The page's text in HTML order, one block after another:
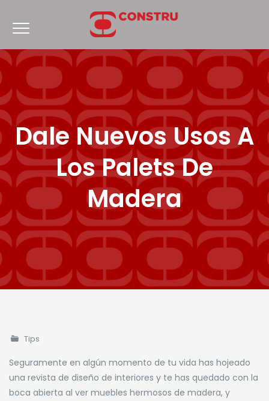
Dale Nuevos Usos A
Los Palets De
Madera
Tips
Seguramente en algún momento de tu vida has hojeado
una revista de diseño de interiores y te has quedado con la
boca abierta al ver muebles hermosos de madera, y